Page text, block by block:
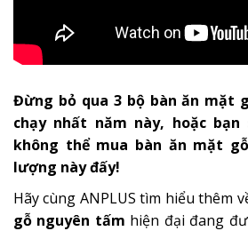
Đừng bỏ qua 3 bộ bàn ăn mặt
chạy nhất năm này, hoặc
không thể mua bàn ăn mặt
lượng này đấy!
Hãy cùng ANPLUS tìm hiểu thêm
gỗ nguyên tấm hiện đại đang